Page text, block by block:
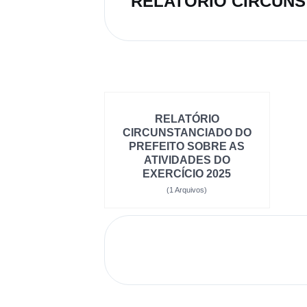
RELATÓRIO
CIRCUNSTANCIADO DO
PREFEITO SOBRE AS
ATIVIDADES DO
EXERCÍCIO 2025
(1 Arquivos)